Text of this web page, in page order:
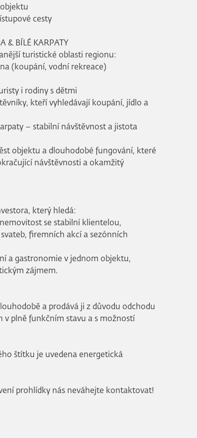
cesty
& BÍLÉ KARPATY
turistické oblasti regionu:
(koupání, vodní rekreace)
i rodiny s dětmi
kteří vyhledávají koupání, jídlo a
– stabilní návštěvnost a jistota
objektu a dlouhodobé fungování, které
návštěvnosti a okamžitý
který hledá:
se stabilní klientelou,
firemních akcí a sezónních
a gastronomie v jednom objektu,
zájmem.
a prodává ji z důvodu odchodu
v plně funkčním stavu a s možností
štítku je uvedena energetická
prohlídky nás neváhejte kontaktovat!